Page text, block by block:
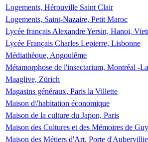
Logements, Hérouville Saint Clair
Logements, Saint-Nazaire, Petit Maroc
Lycée français Alexandre Yersin, Hanoi,
Lycée Français Charles Lepierre, Lisbonne
Médiathèque, Angoulême
Métamorphose de l'insectarium, Montréal -
Maaglive, Zürich
Magasins généraux, Paris la Villette
Maison d\'habitation économique
Maison de la culture du Japon, Paris
Maison des Cultures et des Mémoires de
Maison des Métiers d'Art, Porte